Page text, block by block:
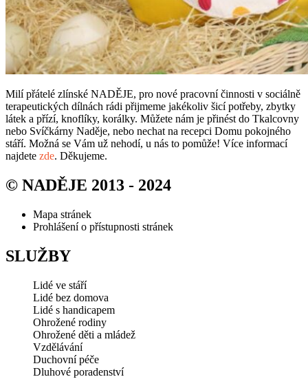
Milí přátelé zlínské NADĚJE, pro nové pracovní činnosti v sociálně
terapeutických dílnách rádi přijmeme jakékoliv šicí potřeby, zbytky
látek a přízí, knoflíky, korálky. Můžete nám je přinést do Tkalcovny
nebo Svíčkárny Naděje, nebo nechat na recepci Domu pokojného
stáří. Možná se Vám už nehodí, u nás to pomůže! Více informací
najdete zde. Děkujeme.
© NADĚJE 2013 - 2024
Mapa stránek
Prohlášení o přístupnosti stránek
SLUŽBY
Lidé ve stáří
Lidé bez domova
Lidé s handicapem
Ohrožené rodiny
Ohrožené děti a mládež
Vzdělávání
Duchovní péče
Dluhové poradenství